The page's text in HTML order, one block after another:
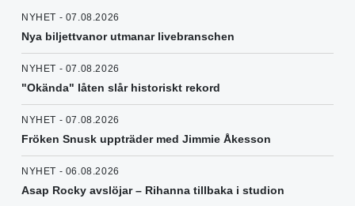
NYHET - 07.08.2026
Nya biljettvanor utmanar livebranschen
NYHET - 07.08.2026
"Okända" låten slår historiskt rekord
NYHET - 07.08.2026
Fröken Snusk uppträder med Jimmie Åkesson
NYHET - 06.08.2026
Asap Rocky avslöjar – Rihanna tillbaka i studion